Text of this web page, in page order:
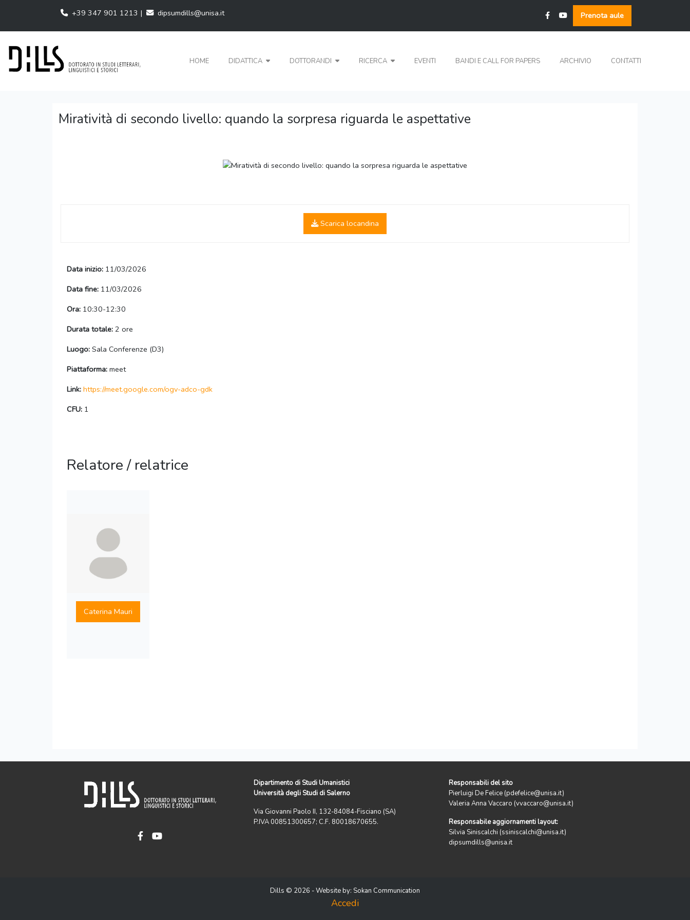
+39 347 901 1213 | dipsumdills@unisa.it Prenota aule
HOME DIDATTICA DOTTORANDI RICERCA EVENTI BANDI E CALL FOR PAPERS ARCHIVIO CONTATTI
Miratività di secondo livello: quando la sorpresa riguarda le aspettative
Scarica locandina
Data inizio: 11/03/2026
Data fine: 11/03/2026
Ora: 10:30-12:30
Durata totale: 2 ore
Luogo: Sala Conferenze (D3)
Piattaforma: meet
Link: https://meet.google.com/ogv-adco-gdk
CFU: 1
Relatore / relatrice
Caterina Mauri
Dipartimento di Studi Umanistici
Università degli Studi di Salerno
Via Giovanni Paolo II, 132-84084-Fisciano (SA)
P.IVA 00851300657; C.F. 80018670655.
Responsabili del sito
Pierluigi De Felice (pdefelice@unisa.it)
Valeria Anna Vaccaro (vvaccaro@unisa.it)
Responsabile aggiornamenti layout:
Silvia Siniscalchi (ssiniscalchi@unisa.it)
dipsumdills@unisa.it
Dills © 2026 - Website by: Sokan Communication
Accedi